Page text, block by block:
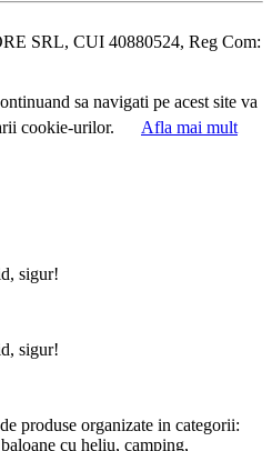
SRL, CUI 40880524, Reg Com:
sa navigati pe acest site va
cookie-urilor.
Afla mai mult
sigur!
sigur!
produse organizate in categorii:
cu heliu, camping,